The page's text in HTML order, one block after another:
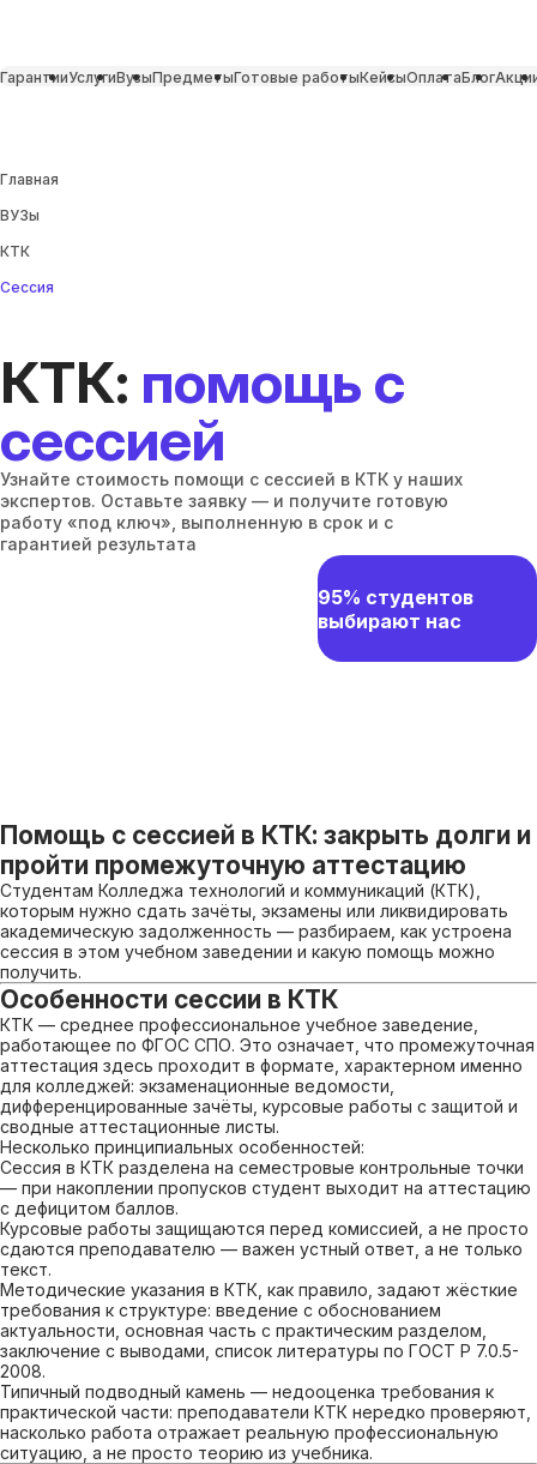
ГарантииУслугиВузыПредметыГотовые работыКейсыОплатаБлог
Главная
ВУЗы
КТК
Сессия
КТК: помощь с
сессией
Узнайте стоимость помощи с сессией в КТК у наших
экспертов. Оставьте заявку — и получите готовую
работу «под ключ», выполненную в срок и с
гарантией результата
95% студентов
выбирают нас
Помощь с сессией в КТК: закрыть долги и
пройти промежуточную аттестацию
Студентам Колледжа технологий и коммуникаций (КТК),
которым нужно сдать зачёты, экзамены или ликвидировать
академическую задолженность — разбираем, как устроена
сессия в этом учебном заведении и какую помощь можно
получить.
Особенности сессии в КТК
КТК — среднее профессиональное учебное заведение,
работающее по ФГОС СПО. Это означает, что промежуточная
аттестация здесь проходит в формате, характерном именно
для колледжей: экзаменационные ведомости,
дифференцированные зачёты, курсовые работы с защитой и
сводные аттестационные листы.
Несколько принципиальных особенностей:
Сессия в КТК разделена на семестровые контрольные точки
— при накоплении пропусков студент выходит на аттестацию
с дефицитом баллов.
Курсовые работы защищаются перед комиссией, а не просто
сдаются преподавателю — важен устный ответ, а не только
текст.
Методические указания в КТК, как правило, задают жёсткие
требования к структуре: введение с обоснованием
актуальности, основная часть с практическим разделом,
заключение с выводами, список литературы по ГОСТ Р 7.0.5-
2008.
Типичный подводный камень — недооценка требования к
практической части: преподаватели КТК нередко проверяют,
насколько работа отражает реальную профессиональную
ситуацию, а не просто теорию из учебника.